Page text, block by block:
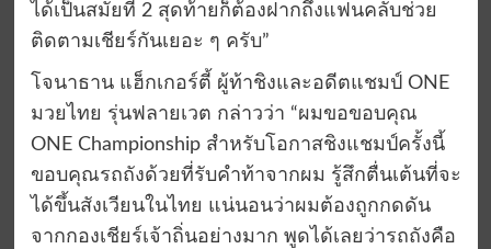
ได้เป็นสมัยที่ 2 สุดท้ายก็ต้องฝากถึงแฟนคลับช่วย
ติดตามเชียร์กันเยอะ ๆ ครับ”
โจนาธาน แฮ็กเกอร์ตี้ ผู้ท้าชิงและอดีตแชมป์ ONE
มวยไทย รุ่นฟลายเวต กล่าวว่า “ผมขอขอบคุณ
ONE Championship สำหรับโอกาสชิงแชมป์ครั้งนี้
ขอบคุณรถถังด้วยที่รับคำท้าจากผม รู้สึกตื่นเต้นที่จะ
ได้ขึ้นสังเวียนในไทย แน่นอนว่าผมต้องถูกกดดัน
จากกองเชียร์เจ้าถิ่นอย่างมาก พูดได้เลยว่ารถถังคือ